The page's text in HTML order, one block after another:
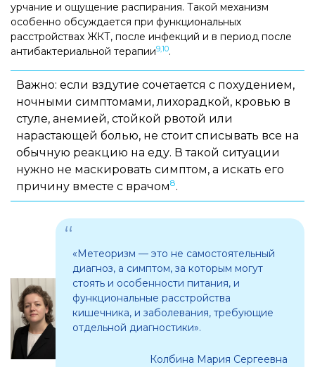
урчание и ощущение распирания. Такой механизм
особенно обсуждается при функциональных
расстройствах ЖКТ, после инфекций и в период после
антибактериальной терапии9,10.
Важно: если вздутие сочетается с похудением,
ночными симптомами, лихорадкой, кровью в
стуле, анемией, стойкой рвотой или
нарастающей болью, не стоит списывать все на
обычную реакцию на еду. В такой ситуации
нужно не маскировать симптом, а искать его
причину вместе с врачом8.
«Метеоризм — это не самостоятельный
диагноз, а симптом, за которым могут
стоять и особенности питания, и
функциональные расстройства
кишечника, и заболевания, требующие
отдельной диагностики».
Колбина Мария Сергеевна